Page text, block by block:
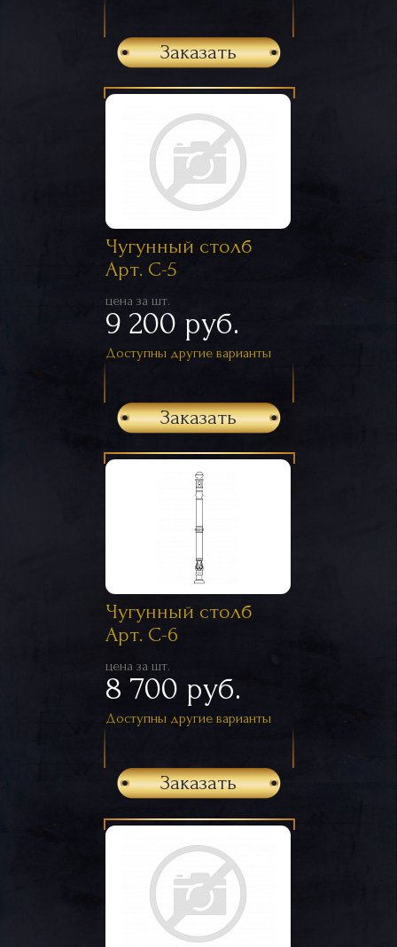
Заказать
Чугунный столб
Арт. С-5
цена за шт.
9 200 руб.
Доступны другие варианты
Заказать
Чугунный столб
Арт. С-6
цена за шт.
8 700 руб.
Доступны другие варианты
Заказать